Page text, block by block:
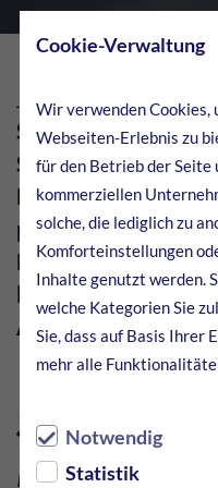
Juni 2024
Stahl ist in punkto
Schmelztiegel aus
Legierungen.
positive
Herstellung noch
lässt sich das
Ansätze vor.
Stahl:
Material in
Cookie-Verwaltung
Wir verwenden Cookies,
Webseiten-Erlebnis zu
für den Betrieb der Seite
kommerziellen
solche, die lediglich zu
Komforteinstellungen
Inhalte genutzt werden.
welche Kategorien Sie
Sie, dass auf Basis Ihrer
mehr alle
Notwendig
Statistik